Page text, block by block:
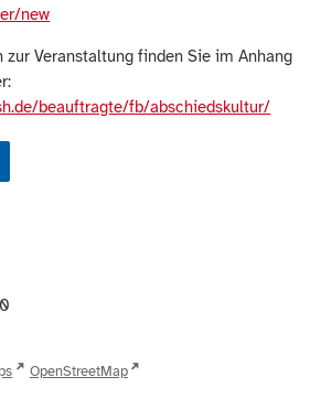
new
Veranstaltung finden Sie im Anhang
beauftragte/fb/abschiedskultur/
OpenStreetMap